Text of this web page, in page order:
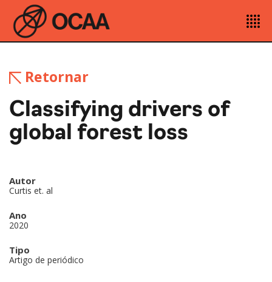
Retornar
Classifying drivers of
global forest loss
Autor
Curtis et. al
Ano
2020
Tipo
Artigo de periódico